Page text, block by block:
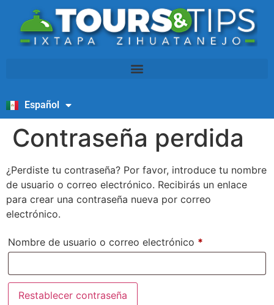
Español
English
Contraseña perdida
¿Perdiste tu contraseña? Por favor, introduce tu nombre
de usuario o correo electrónico. Recibirás un enlace
para crear una contraseña nueva por correo
electrónico.
Nombre de usuario o correo electrónico *
Restablecer contraseña